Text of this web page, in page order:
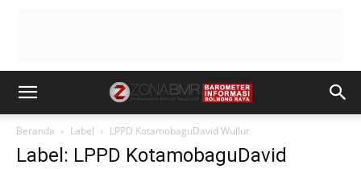
Beranda Label LPPD KotamobaguDavid Wullur
Label: LPPD KotamobaguDavid